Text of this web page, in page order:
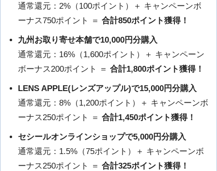
通常還元：2%（100ポイント）＋ キャンペーンボ
ーナス750ポイント ＝合計850ポイント獲得！
九州お取り寄せ本舗で10,000円分購入
通常還元：16%（1,600ポイント）＋ キャンペーン
ボーナス200ポイント ＝合計1,800ポイント獲得！
LENS APPLE(レンズアップル)で15,000円分購入
通常還元：8%（1,200ポイント）＋ キャンペーンボ
ーナス250ポイント ＝合計1,450ポイント獲得！
セシールオンラインショップで5,000円分購入
通常還元：1.5%（75ポイント）＋ キャンペーンボ
ーナス250ポイント ＝合計325ポイント獲得！